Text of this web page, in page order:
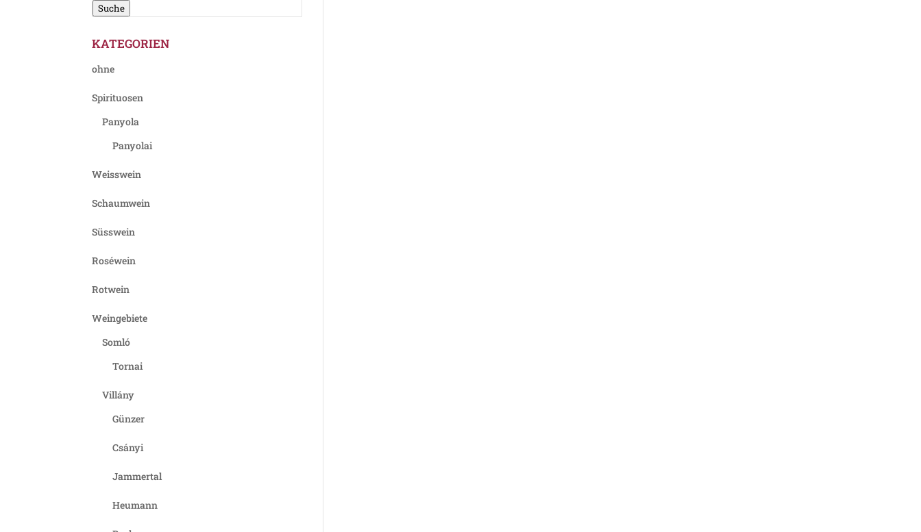
Suche
KATEGORIEN
ohne
Spirituosen
Panyola
Panyolai
Weisswein
Schaumwein
Süsswein
Roséwein
Rotwein
Weingebiete
Somló
Tornai
Villány
Günzer
Csányi
Jammertal
Heumann